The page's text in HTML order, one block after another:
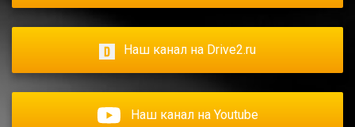
Наш канал на Drive2.ru
Наш канал на Youtube